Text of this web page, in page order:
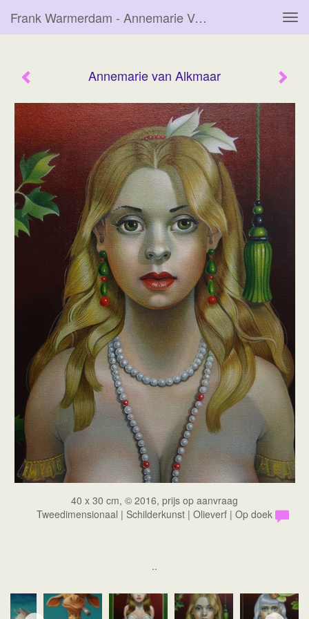
Frank Warmerdam - Annemarie Van Alkmaar
Annemarie van Alkmaar
40 x 30 cm, © 2016, prijs op aanvraag
Tweedimensionaal | Schilderkunst | Olieverf | Op doek
..